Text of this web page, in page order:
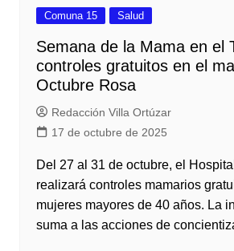
Comuna 15 Salud
Semana de la Mama en el
controles gratuitos en el
Octubre Rosa
Redacción Villa Ortúzar
17 de octubre de 2025
Del 27 al 31 de octubre, el
realizará controles mamarios
mujeres mayores de 40 años. La
suma a las acciones de